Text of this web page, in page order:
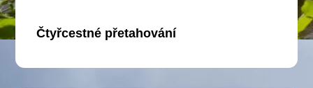
Čtyřcestné přetahování